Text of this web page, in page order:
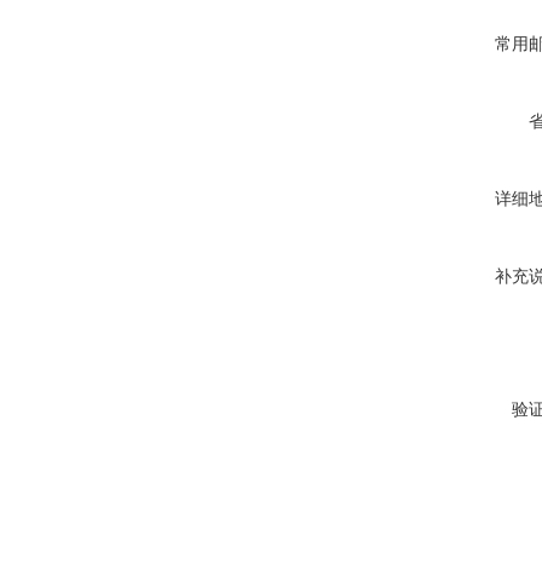
常用
详细
补充
验